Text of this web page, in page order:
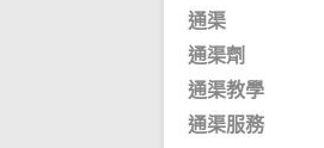
通渠
通渠劑
通渠教學
通渠服務